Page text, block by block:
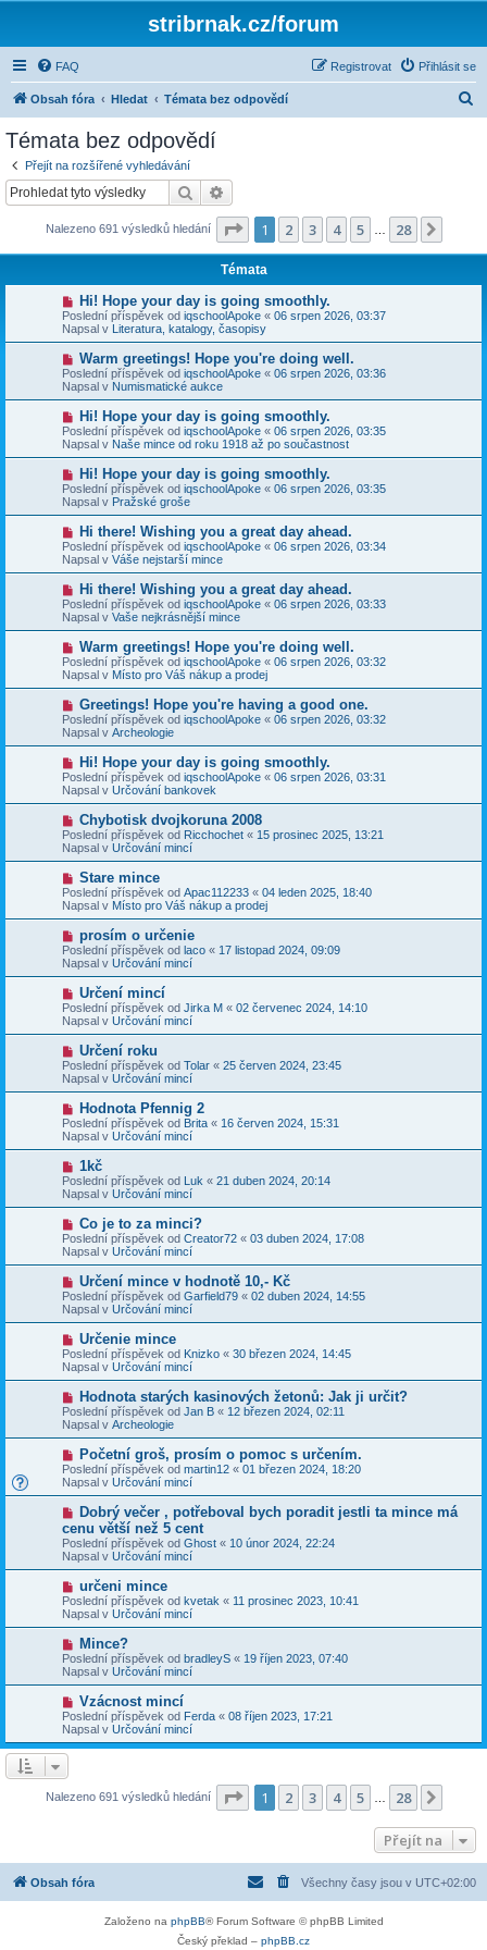
stribrnak.cz/forum
FAQ Přihlásit se
Registrovat
Obsah fóra Hledat Témata bez odpovědí
Témata bez odpovědí
Přejít na rozšířené vyhledávání
Hledat
Nalezeno 691 výsledků hledání Stránka z 28
1 2 3 4 5 28
Témata
N
o
v
ý
p
í
s
p
v
e
k
Hi! Hope your day is going smoothly.
Poslední příspěvek od iqschoolApoke « 06 srpen 2026, 03:37
Napsal v Literatura, katalogy, časopisy
N
o
v
ý
p
í
s
p
v
e
k
Warm greetings! Hope you're doing well.
Poslední příspěvek od iqschoolApoke « 06 srpen 2026, 03:36
Napsal v Numismatické aukce
N
o
v
ý
p
í
s
p
v
e
k
Hi! Hope your day is going smoothly.
Poslední příspěvek od iqschoolApoke « 06 srpen 2026, 03:35
Napsal v Naše mince od roku 1918 až po součastnost
N
o
v
ý
p
í
s
p
v
e
k
Hi! Hope your day is going smoothly.
Poslední příspěvek od iqschoolApoke « 06 srpen 2026, 03:35
Napsal v Pražské groše
N
o
v
ý
p
í
s
p
ě
v
e
k
Hi there! Wishing you a great day ahead.
Poslední příspěvek od iqschoolApoke « 06 srpen 2026, 03:34
Napsal v Váše nejstarší mince
N
o
v
ý
p
í
s
p
ě
v
e
k
Hi there! Wishing you a great day ahead.
Poslední příspěvek od iqschoolApoke « 06 srpen 2026, 03:33
Napsal v Vaše nejkrásnější mince
N
o
v
ý
í
s
p
v
e
k
Warm greetings! Hope you're doing well.
Poslední příspěvek od iqschoolApoke « 06 srpen 2026, 03:32
Napsal v Místo pro Váš nákup a prodej
N
o
v
ý
p
í
s
p
ě
v
e
k
Greetings! Hope you're having a good one.
Poslední příspěvek od iqschoolApoke « 06 srpen 2026, 03:32
Napsal v Archeologie
N
o
v
ý
í
s
p
ě
v
e
k
Hi! Hope your day is going smoothly.
Poslední příspěvek od iqschoolApoke « 06 srpen 2026, 03:31
Napsal v Určování bankovek
N
o
v
ý
p
í
s
p
ě
v
e
k
Chybotisk dvojkoruna 2008
Poslední příspěvek od Ricchochet « 15 prosinec 2025, 13:21
Napsal v Určování mincí
N
o
v
ý
í
s
p
ě
v
e
k
Stare mince
Poslední příspěvek od Apac112233 « 04 leden 2025, 18:40
Napsal v Místo pro Váš nákup a prodej
N
o
v
ý
p
í
s
p
ě
v
e
k
prosím o určenie
Poslední příspěvek od laco « 17 listopad 2024, 09:09
Napsal v Určování mincí
N
o
v
ý
p
í
s
p
v
e
k
Určení mincí
Poslední příspěvek od Jirka M « 02 červenec 2024, 14:10
Napsal v Určování mincí
N
o
v
ý
p
í
s
p
ě
v
e
k
Určení roku
Poslední příspěvek od Tolar « 25 červen 2024, 23:45
Napsal v Určování mincí
N
o
v
ý
í
s
p
ě
v
e
k
Hodnota Pfennig 2
Poslední příspěvek od Brita « 16 červen 2024, 15:31
Napsal v Určování mincí
N
o
v
ý
í
s
p
ě
v
e
k
1kč
Poslední příspěvek od Luk « 21 duben 2024, 20:14
Napsal v Určování mincí
N
o
v
ý
p
í
s
p
ě
v
e
k
Co je to za minci?
Poslední příspěvek od Creator72 « 03 duben 2024, 17:08
Napsal v Určování mincí
N
o
v
ý
p
í
s
p
v
e
k
Určení mince v hodnotě 10,- Kč
Poslední příspěvek od Garfield79 « 02 duben 2024, 14:55
Napsal v Určování mincí
N
o
v
ý
p
í
s
p
v
e
k
Určenie mince
Poslední příspěvek od Knizko « 30 březen 2024, 14:45
Napsal v Určování mincí
N
o
v
ý
p
í
s
p
v
e
k
Hodnota starých kasinových žetonů: Jak ji určit?
Poslední příspěvek od Jan B « 12 březen 2024, 02:11
Napsal v Archeologie
N
o
v
ý
p
í
s
p
ě
v
e
k
Početní groš, prosím o pomoc s určením.
Poslední příspěvek od martin12 « 01 březen 2024, 18:20
Napsal v Určování mincí
N
v
ý
p
ř
s
p
ě
v
e
k
Dobrý večer , potřeboval bych poradit jestli ta mince má
cenu větší než 5 cent
Poslední příspěvek od Ghost « 10 únor 2024, 22:24
Napsal v Určování mincí
N
o
v
ý
p
í
s
p
ě
v
e
k
určeni mince
Poslední příspěvek od kvetak « 11 prosinec 2023, 10:41
Napsal v Určování mincí
N
o
v
ý
p
í
s
p
k
Mince?
Poslední příspěvek od bradleyS « 19 říjen 2023, 07:40
Napsal v Určování mincí
N
o
v
ý
p
p
Vzácnost mincí
Poslední příspěvek od Ferda « 08 říjen 2023, 17:21
Napsal v Určování mincí
Nalezeno 691 výsledků hledání Stránka z 28
1 2 3 4 5 28
Přejít na
Obsah fóra Všechny časy jsou v UTC+02:00
Založeno na phpBB® Forum Software © phpBB Limited
Český překlad – phpBB.cz